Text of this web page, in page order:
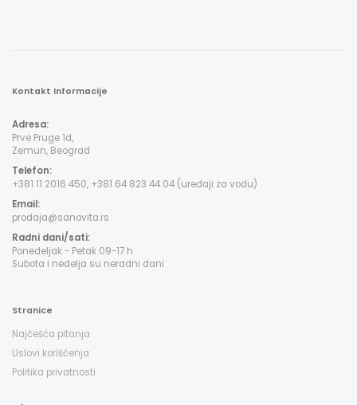
Kontakt Informacije
Adresa:
Prve Pruge 1d,
Zemun, Beograd
Telefon:
+381 11 2016 450, +381 64 823 44 04 (uređaji za vodu)
Email:
prodaja@sanovita.rs
Radni dani/sati:
Ponedeljak - Petak 09-17 h
Subota i nedelja su neradni dani
Stranice
Najčešća pitanja
Uslovi korišćenja
Politika privatnosti